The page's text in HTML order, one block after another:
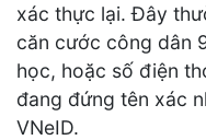
xác thực lại. Đây
căn cước công dân
học, hoặc số điện
đang đứng tên xác
VNeID.